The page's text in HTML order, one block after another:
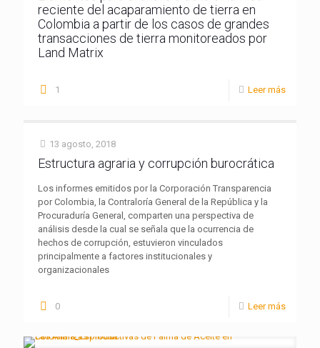
reciente del acaparamiento de tierra en
Colombia a partir de los casos de grandes
transacciones de tierra monitoreados por
Land Matrix
1 Leer más
13 agosto, 2018
Estructura agraria y corrupción burocrática
Los informes emitidos por la Corporación Transparencia
por Colombia, la Contraloría General de la República y la
Procuraduría General, comparten una perspectiva de
análisis desde la cual se señala que la ocurrencia de
hechos de corrupción, estuvieron vinculados
principalmente a factores institucionales y
organizacionales
0 Leer más